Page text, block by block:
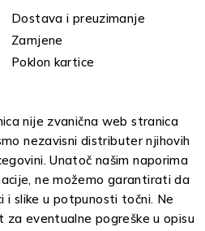
Dostava i preuzimanje
Zamjene
Poklon kartice
nije zvanična web stranica
nezavisni distributer njihovih
Unatoč našim naporima
ne možemo garantirati da
i slike u potpunosti točni. Ne
za eventualne pogreške u opisu